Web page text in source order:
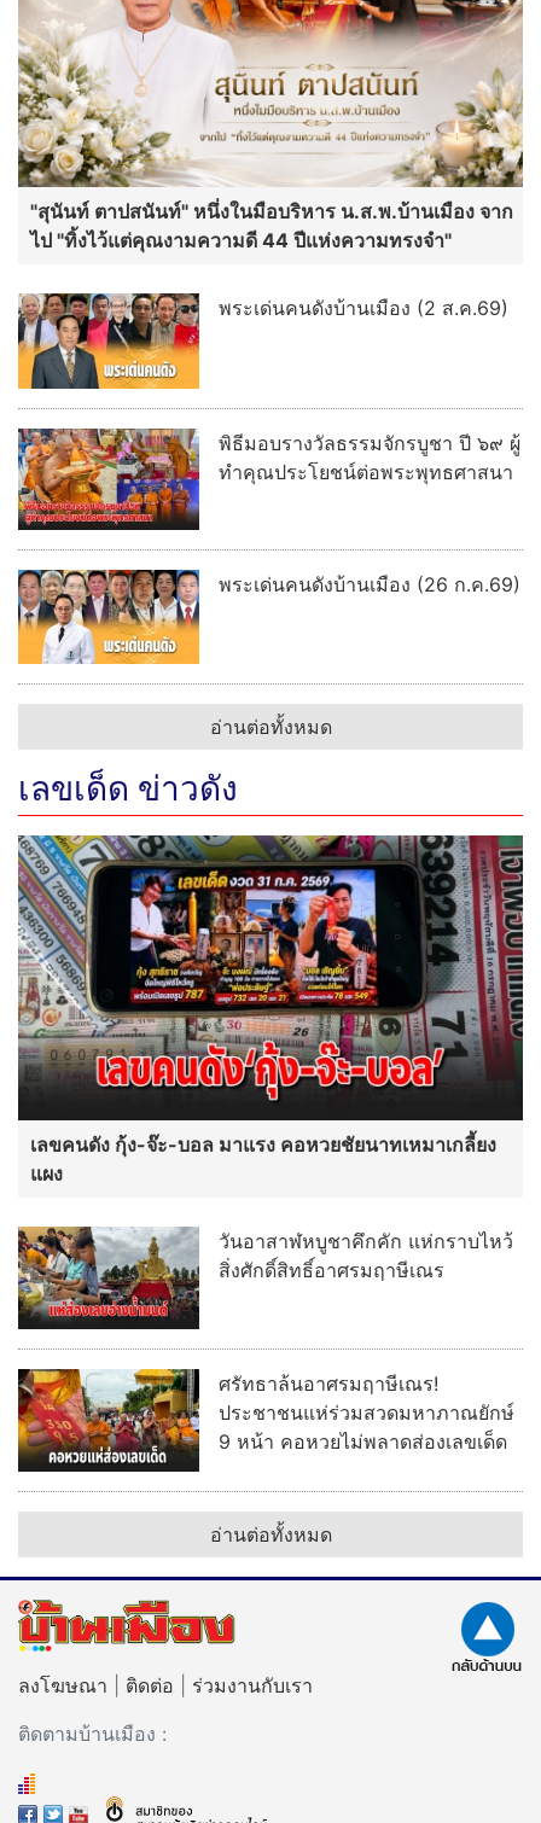
"สุนันท์ ตาปสนันท์" หนึ่งในมือบริหาร น.ส.พ.บ้านเมือง จาก
ไป "ทิ้งไว้แต่คุณงามความดี 44 ปีแห่งความทรงจำ"
พระเด่นคนดังบ้านเมือง (2 ส.ค.69)
พิธีมอบรางวัลธรรมจักรบูชา ปี ๖๙ ผู้
ทำคุณประโยชน์ต่อพระพุทธศาสนา
พระเด่นคนดังบ้านเมือง (26 ก.ค.69)
อ่านต่อทั้งหมด
เลขเด็ด ข่าวดัง
เลขคนดัง กุ้ง-จ๊ะ-บอล มาแรง คอหวยชัยนาทเหมาเกลี้ยง
แผง
วันอาสาฬหบูชาคึกคัก แห่กราบไหว้
สิ่งศักดิ์สิทธิ์อาศรมฤาษีเณร
ศรัทธาล้นอาศรมฤาษีเณร!
ประชาชนแห่ร่วมสวดมหาภาณยักษ์
9 หน้า คอหวยไม่พลาดส่องเลขเด็ด
อ่านต่อทั้งหมด
ลงโฆษณา ติดต่อ
ร่วมงานกับเรา
ติดตามบ้านเมือง :